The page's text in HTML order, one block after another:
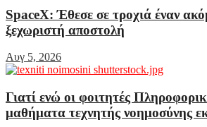
SpaceX: Έθεσε σε τροχιά έναν
ξεχωριστή αποστολή
Αυγ 5, 2026
Γιατί ενώ οι φοιτητές
μαθήματα τεχνητής νοημοσύνης